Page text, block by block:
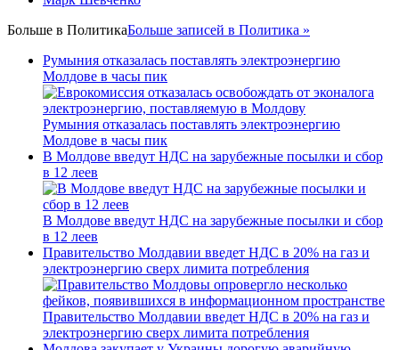
Больше в ПолитикаБольше записей в Политика »
Румыния отказалась поставлять электроэнергию
Молдове в часы пик
Румыния отказалась поставлять электроэнергию
Молдове в часы пик
В Молдове введут НДС на зарубежные посылки и сбор
в 12 леев
В Молдове введут НДС на зарубежные посылки и сбор
в 12 леев
Правительство Молдавии введет НДС в 20% на газ и
электроэнергию сверх лимита потребления
Правительство Молдавии введет НДС в 20% на газ и
электроэнергию сверх лимита потребления